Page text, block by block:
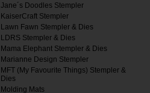
Jane´s Doodles Stempler
KaiserCraft Stempler
Lawn Fawn Stempler & Dies
LDRS Stempler & Dies
Mama Elephant Stempler & Dies
Marianne Design Stempler
MFT (My Favourite Things) Stempler &
Dies
Molding Mats